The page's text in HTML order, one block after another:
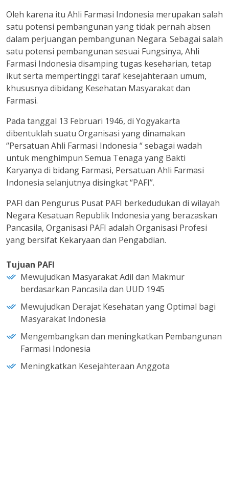
Oleh karena itu Ahli Farmasi Indonesia merupakan salah
satu potensi pembangunan yang tidak pernah absen
dalam perjuangan pembangunan Negara. Sebagai salah
satu potensi pembangunan sesuai Fungsinya, Ahli
Farmasi Indonesia disamping tugas keseharian, tetap
ikut serta mempertinggi taraf kesejahteraan umum,
khususnya dibidang Kesehatan Masyarakat dan
Farmasi.
Pada tanggal 13 Februari 1946, di Yogyakarta
dibentuklah suatu Organisasi yang dinamakan
“Persatuan Ahli Farmasi Indonesia “ sebagai wadah
untuk menghimpun Semua Tenaga yang Bakti
Karyanya di bidang Farmasi, Persatuan Ahli Farmasi
Indonesia selanjutnya disingkat “PAFI”.
PAFI dan Pengurus Pusat PAFI berkedudukan di wilayah
Negara Kesatuan Republik Indonesia yang berazaskan
Pancasila, Organisasi PAFI adalah Organisasi Profesi
yang bersifat Kekaryaan dan Pengabdian.
Tujuan PAFI
Mewujudkan Masyarakat Adil dan Makmur
berdasarkan Pancasila dan UUD 1945
Mewujudkan Derajat Kesehatan yang Optimal bagi
Masyarakat Indonesia
Mengembangkan dan meningkatkan Pembangunan
Farmasi Indonesia
Meningkatkan Kesejahteraan Anggota